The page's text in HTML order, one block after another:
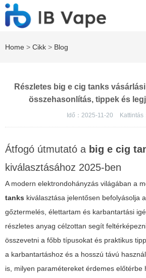
Home > Cikk > Blog
Részletes big e cig tanks
összehasonlítás, tippek és
Idő：2025-11-20 Kattintás
Átfogó útmutató a big e cig
kiválasztásához 2025-ben
A modern elektrondohányzás világában a
tanks kiválasztása jelentősen befolyásolja
gőztermelés, élettartam és karbantartási
részletes anyag célzottan segít
összevetni a főbb típusokat és praktikus
a karbantartáshoz és a hosszú távú
is, milyen paramétereket érdemes előtérbe